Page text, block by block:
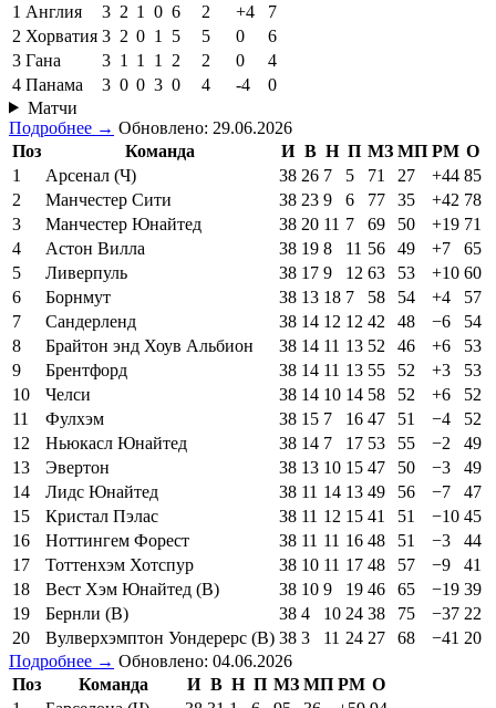
1 Англия 3 2 1 0 6 2 +4
7
2 Хорватия 3 2 0 1 5 5 0
6
3 Гана 3 1 1 1 2 2 0
4
4 Панама 3 0 0 3 0 4 -4
0
Матчи
Подробнее → Обновлено: 29.06.2026
Поз
Команда И В Н П МЗ МП РМ О
1
Арсенал (Ч) 38 26 7 5 71 27 +44 85
2
Манчестер Сити 38 23 9 6 77 35 +42 78
3
Манчестер Юнайтед 38 20 11 7 69 50 +19 71
4
Астон Вилла 38 19 8 11 56 49 +7
65
5
Ливерпуль 38 17 9 12 63 53 +10 60
6
Борнмут 38 13 18 7 58 54 +4
57
7
Сандерленд 38 14 12 12 42 48 −6
54
8
Брайтон энд Хоув Альбион 38 14 11 13 52 46 +6
53
9
Брентфорд 38 14 11 13 55 52 +3
53
10
Челси 38 14 10 14 58 52 +6
52
11
Фулхэм 38 15 7 16 47 51 −4
52
12
Ньюкасл Юнайтед 38 14 7 17 53 55 −2
49
13
Эвертон 38 13 10 15 47 50 −3
49
14
Лидс Юнайтед 38 11 14 13 49 56 −7
47
15
Кристал Пэлас 38 11 12 15 41 51 −10 45
16
Ноттингем Форест 38 11 11 16 48 51 −3
44
17
Тоттенхэм Хотспур 38 10 11 17 48 57 −9
41
18
Вест Хэм Юнайтед (В) 38 10 9 19 46 65 −19 39
19
Бернли (В) 38 4 10 24 38 75 −37 22
20
Вулверхэмптон Уондерерс (В) 38 3 11 24 27 68 −41 20
Подробнее → Обновлено: 04.06.2026
Поз
Команда И В Н П МЗ МП РМ О